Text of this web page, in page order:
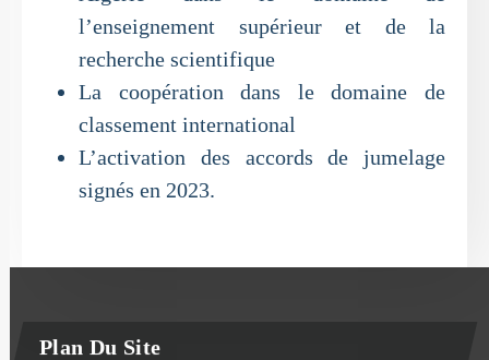
l’enseignement supérieur et de la
recherche scientifique
La coopération dans le domaine de
classement international
L’activation des accords de jumelage
signés en 2023.
Plan Du Site